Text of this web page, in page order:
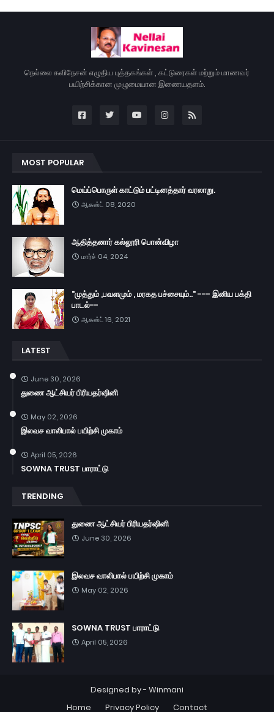
நெல்லை கவிநேசன் எழுதிய புத்தகங்கள் , கட்டுரைகள் மற்றும் மாணவர்
பயிற்சிக்கான முழுமையான இணையதளம்.
MOST POPULAR
மெய்ப்பொருள் காட்டும் பட்டினத்தார் வரலாறு.
ஆகஸ்ட் 08, 2020
ஆதித்தனார் கல்லூரி பொன்விழா
மார்ச் 04, 2024
"முத்தும் ,பவளமும் , மரகத பச்சையும்.." --- இனிய பக்தி
பாடல்--
ஆகஸ்ட் 16, 2021
LATEST
June 30, 2026
துணை ஆட்சியர் பிரியதர்ஷினி
May 02, 2026
இலவச வாலிபால் பயிற்சி முகாம்
April 05, 2026
SOWNA TRUST பாராட்டு
TRENDING
துணை ஆட்சியர் பிரியதர்ஷினி
June 30, 2026
இலவச வாலிபால் பயிற்சி முகாம்
May 02, 2026
SOWNA TRUST பாராட்டு
April 05, 2026
Designed by - Winmani
Home
Privacy Policy Contact